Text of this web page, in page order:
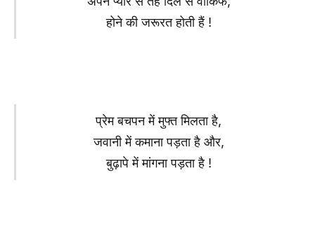
होने की जरूरत होती हैं !
प्रेम बचपन में मुफ्त मिलता है,
जवानी में कमाना पड़ता है और,
बुढ़ापे में मांगना पड़ता है !